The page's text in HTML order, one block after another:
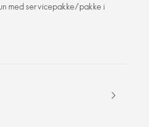
med servicepakke/pakke i